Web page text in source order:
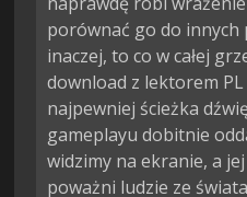
porównać go do innych
inaczej, to co w całej
download z lektorem
najpewniej ścieżka
gameplayu dobitnie
widzimy na ekranie, a
poważni ludzie ze